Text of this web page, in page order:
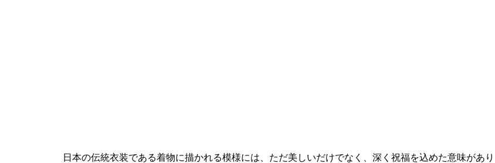
日本の伝統衣装である着物に描かれる模様には、ただ美しいだけでなく、深く祝福を込めた意味があり